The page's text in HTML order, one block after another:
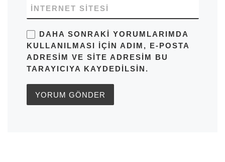
İNTERNET SITESI
DAHA SONRAKI YORUMLARIMDA
KULLANILMASI IÇIN ADIM, E-POSTA
ADRESIM VE SITE ADRESIM BU
TARAYICIYA KAYDEDILSIN.